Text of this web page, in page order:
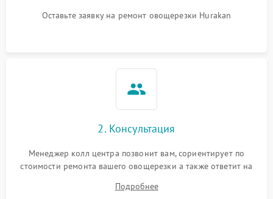
Оставьте заявку на ремонт овощерезки Hurakan
2. Консультация
Менеджер колл центра позвонит вам, сориентирует по
стоимости ремонта вашего овощерезки а также ответит на
Подробнее